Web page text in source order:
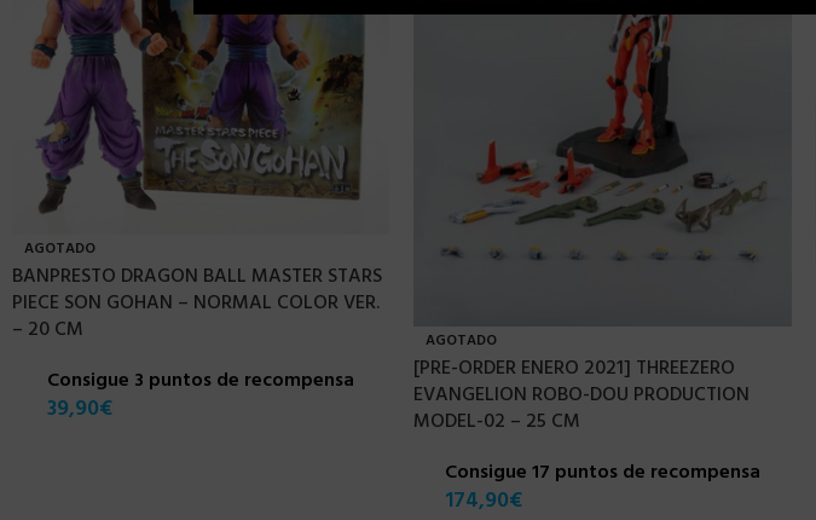
AGOTADO
BANPRESTO DRAGON BALL MASTER STARS
PIECE SON GOHAN – NORMAL COLOR VER.
– 20 CM
Consigue 3 puntos de recompensa
39,90€
AGOTADO
[PRE-ORDER ENERO 2021] THREEZERO
EVANGELION ROBO-DOU PRODUCTION
MODEL-02 – 25 CM
Consigue 17 puntos de recompensa
174,90€